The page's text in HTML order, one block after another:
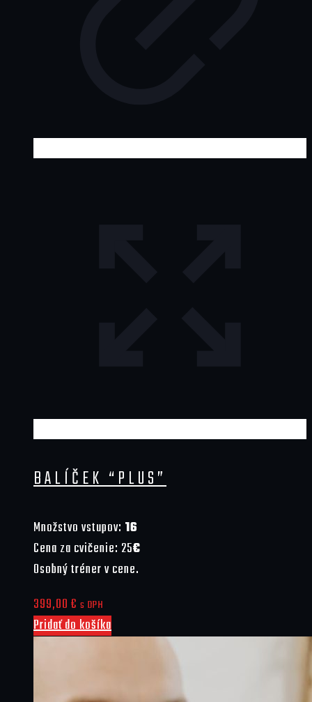
BALÍČEK “PLUS”
Množstvo vstupov: 16
Cena za cvičenie: 25€
Osobný tréner v cene.
399,00 € s DPH
Pridať do košíka